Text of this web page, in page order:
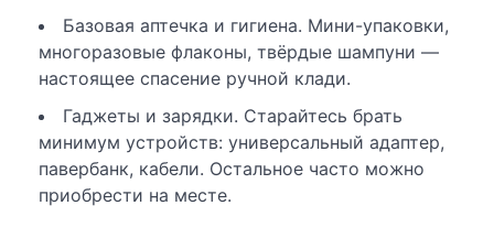
Базовая аптечка и гигиена. Мини-упаковки,
многоразовые флаконы, твёрдые шампуни —
настоящее спасение ручной клади.
Гаджеты и зарядки. Старайтесь брать
минимум устройств: универсальный адаптер,
павербанк, кабели. Остальное часто можно
приобрести на месте.